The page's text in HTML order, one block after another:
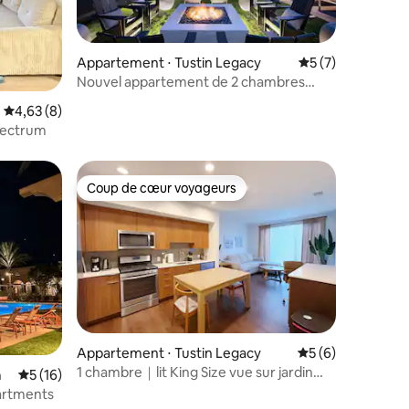
: 5 sur 5
Évaluation moyenne sur la base de 8 commentaires : 4,63 sur 5
4,63 (8)
Appartement ⋅ Tustin Legacy Évaluation
5 (7)
Nouvel appartement de 2 chambres
: 5 sur 5
appréciés
Évaluation moyenne sur la base de 16 commentaires : 5 sur 5
5 (16)
Coup de cœur voyageurs
Coup de cœur voyageurs
Appartement ⋅ Tustin Legacy Évaluation
5 (6)
1 chambre｜lit King Size vue sur jardin